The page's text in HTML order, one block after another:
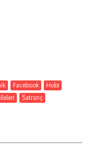
Facebook
Hobi
Satranç